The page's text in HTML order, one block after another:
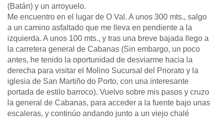
(Batán) y un arroyuelo.
Me encuentro en el lugar de O Val. A unos 300 mts., salgo
a un camino asfaltado que me lleva en pendiente a la
izquierda. A unos 100 mts., y tras una breve bajada llego a
la carretera general de Cabanas (Sin embargo, un poco
antes, he tenido la oportunidad de desviarme hacia la
derecha para visitar el Molino Sucursal del Priorato y la
iglesia de San Martiño do Porto, con una interesante
portada de estilo barroco). Vuelvo sobre mis pasos y cruzo
la general de Cabanas, para acceder a la fuente bajo unas
escaleras, y continúo andando junto a un viejo chalé